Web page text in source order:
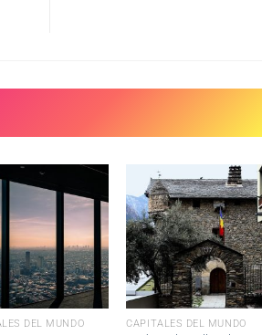
DEL MUNDO CAPITALES DEL MUNDO